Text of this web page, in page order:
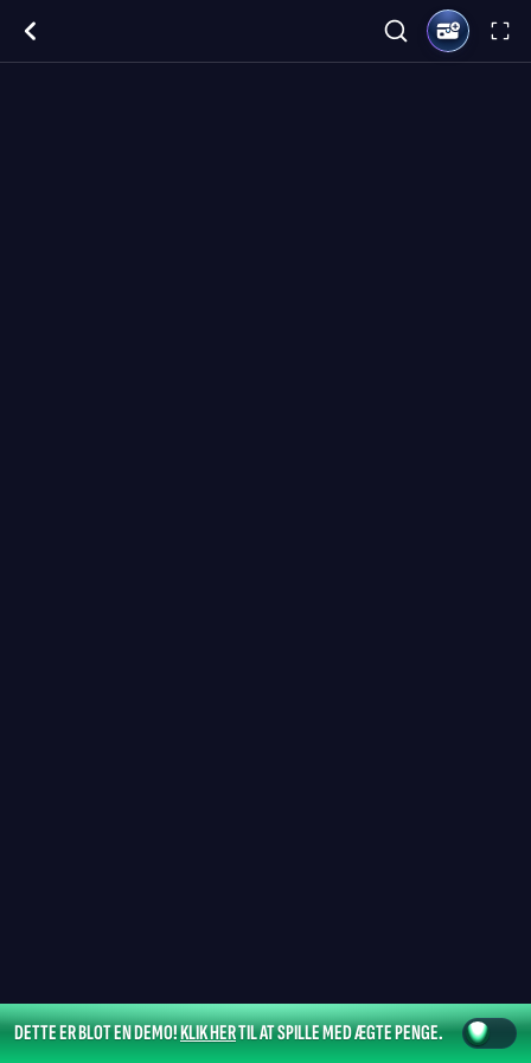
DETTE ER BLOT EN DEMO!KLIK HERTIL AT SPILLE MED ÆGTE PENGE.